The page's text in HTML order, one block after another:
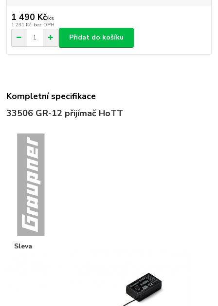
1 490 Kč/ks
1 231 Kč bez DPH
Přidat do košíku
Kompletní specifikace
33506 GR-12 přijímač HoTT
Sleva